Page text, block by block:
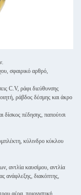
σφαιρικό αρθρό,
C.V, ράφι διεύθυνσης
ράβδος δέσμης και άκρο
πέδησης, παπούτσι
κύλινδρο κύκλου
αντλία καυσίμου, αντλία
ανάφλεξης, διακόπτης,
αέρα, πριονιστική